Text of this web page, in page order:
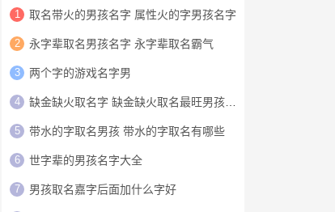
1 取名带火的男孩名字 属性火的字男孩名字
2 永字辈取名男孩名字 永字辈取名霸气
3 两个字的游戏名字男
4 缺金缺火取名字 缺金缺火取名最旺男孩名字
5 带水的字取名男孩 带水的字取名有哪些
6 世字辈的男孩名字大全
7 男孩取名嘉字后面加什么字好